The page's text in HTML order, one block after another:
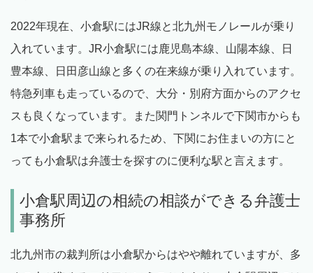
2022年現在、小倉駅にはJR線と北九州モノレールが乗り
入れています。JR小倉駅には鹿児島本線、山陽本線、日
豊本線、日田彦山線と多くの在来線が乗り入れています。
特急列車も走っているので、大分・別府方面からのアクセ
スも良くなっています。また関門トンネルで下関市からも
1本で小倉駅まで来られるため、下関にお住まいの方にと
っても小倉駅は弁護士を探すのに便利な駅と言えます。
小倉駅周辺の相続の相談ができる弁護士
事務所
北九州市の裁判所は小倉駅からはやや離れていますが、多